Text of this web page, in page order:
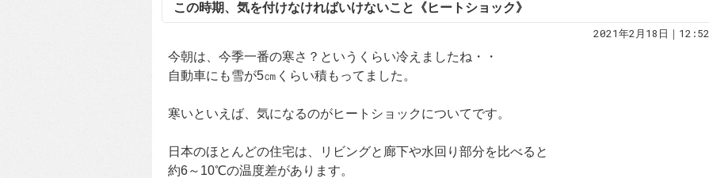
この時期、気を付けなければいけないこと《ヒートショック》
2021年2月18日｜12:52
今朝は、今季一番の寒さ？というくらい冷えましたね・・
自動車にも雪が5㎝くらい積もってました。
寒いといえば、気になるのがヒートショックについてです。
日本のほとんどの住宅は、リビングと廊下や水回り部分を比べると
約6～10℃の温度差があります。